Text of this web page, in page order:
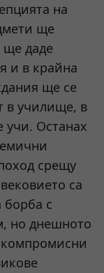
на
ще
ще даде
и в крайна
ще се
в училище, в
учи. Останах
срещу
са
борба с
но днешното